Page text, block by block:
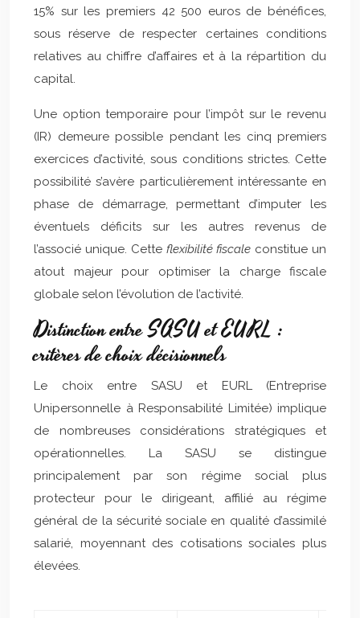
15% sur les premiers 42 500 euros de bénéfices,
sous réserve de respecter certaines conditions
relatives au chiffre d’affaires et à la répartition du
capital.
Une option temporaire pour l’impôt sur le revenu
(IR) demeure possible pendant les cinq premiers
exercices d’activité, sous conditions strictes. Cette
possibilité s’avère particulièrement intéressante en
phase de démarrage, permettant d’imputer les
éventuels déficits sur les autres revenus de
l’associé unique. Cette flexibilité fiscale constitue un
atout majeur pour optimiser la charge fiscale
globale selon l’évolution de l’activité.
Distinction entre SASU et EURL :
critères de choix décisionnels
Le choix entre SASU et EURL (Entreprise
Unipersonnelle à Responsabilité Limitée) implique
de nombreuses considérations stratégiques et
opérationnelles. La SASU se distingue
principalement par son régime social plus
protecteur pour le dirigeant, affilié au régime
général de la sécurité sociale en qualité d’assimilé
salarié, moyennant des cotisations sociales plus
élevées.